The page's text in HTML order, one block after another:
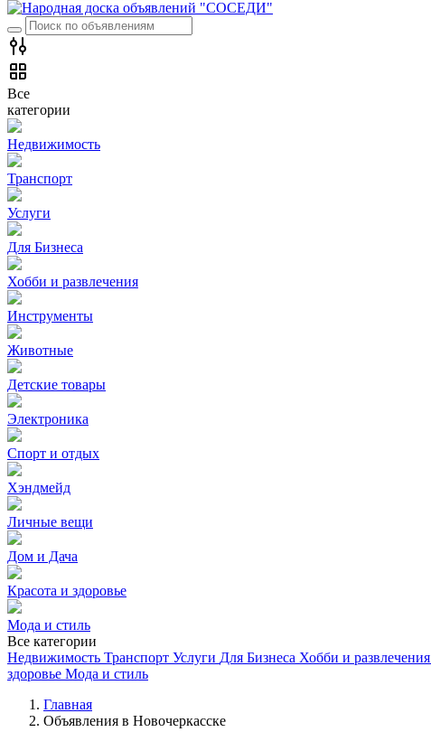
Все
категории
Недвижимость
Транспорт
Услуги
Для Бизнеса
Хобби и развлечения
Инструменты
Животные
Детские товары
Электроника
Спорт и отдых
Хэндмейд
Личные вещи
Дом и Дача
Красота и здоровье
Мода и стиль
Все категории
Недвижимость Транспорт Услуги Для Бизнеса Хобби и развлечения
здоровье Мода и стиль
Главная
Объявления в Новочеркасске